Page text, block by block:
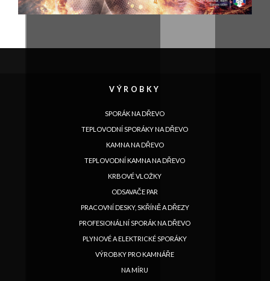
VÝROBKY
SPORÁK NA DŘEVO
TEPLOVODNÍ SPORÁKY NA DŘEVO
KAMNA NA DŘEVO
TEPLOVODNÍ KAMNA NA DŘEVO
KRBOVÉ VLOŽKY
ODSAVAČE PAR
PRACOVNÍ DESKY, SKŘÍNĚ A DŘEZY
PROFESIONÁLNÍ SPORÁK NA DŘEVO
PLYNOVÉ A ELEKTRICKÉ SPORÁKY
VÝROBKY PRO KAMNÁŘE
NA MÍRU